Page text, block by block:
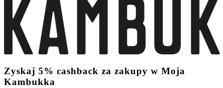
Zyskaj 5% cashback za zakupy w Moja
Kambukka